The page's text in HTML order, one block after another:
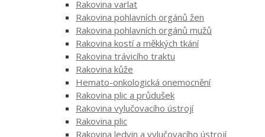
Rakovina varlat
Rakovina pohlavních orgánů žen
Rakovina pohlavních orgánů mužů
Rakovina kostí a měkkých tkání
Rakovina trávicího traktu
Rakovina kůže
Hemato-onkologická onemocnění
Rakovina plic a průdušek
Rakovina vylučovacího ústrojí
Rakovina plic
Rakovina ledvin a vylučovacího ústrojí